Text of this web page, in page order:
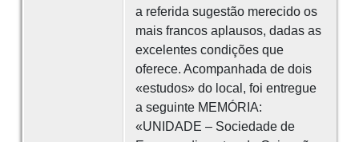
a referida sugestão merecido os
mais francos aplausos, dadas as
excelentes condições que
oferece. Acompanhada de dois
«estudos» do local, foi entregue
a seguinte MEMÓRIA:
«UNIDADE – Sociedade de